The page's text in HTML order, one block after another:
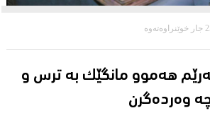
هەموو مانگێك بە ترس و
وەردەگرن